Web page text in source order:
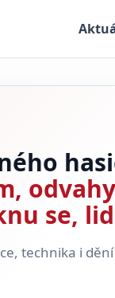
se,
technika i